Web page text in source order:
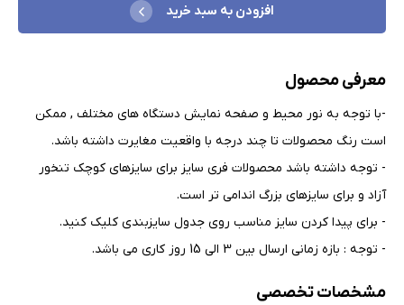
افزودن به سبد خرید
معرفی محصول
-با توجه به نور محیط و صفحه نمایش دستگاه های مختلف , ممکن
است رنگ محصولات تا چند درجه با واقعیت مغایرت داشته باشد.
- توجه داشته باشد محصولات فری سایز برای سایزهای کوچک تنخور
آزاد و برای سایزهای بزرگ اندامی تر است.
- برای پیدا کردن سایز مناسب روی جدول سایزبندی کلیک کنید.
- توجه : بازه زمانی ارسال بین 3 الی 15 روز کاری می باشد.
مشخصات تخصصی